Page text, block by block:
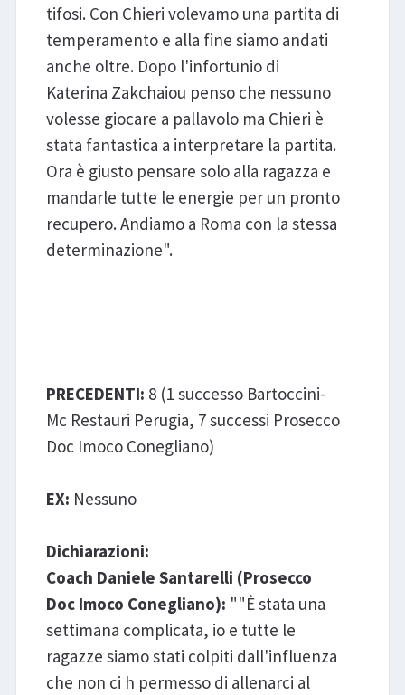
tifosi. Con Chieri volevamo una partita di
temperamento e alla fine siamo andati
anche oltre. Dopo l'infortunio di
Katerina Zakchaiou penso che nessuno
volesse giocare a pallavolo ma Chieri è
stata fantastica a interpretare la partita.
Ora è giusto pensare solo alla ragazza e
mandarle tutte le energie per un pronto
recupero. Andiamo a Roma con la stessa
determinazione".
PRECEDENTI: 8 (1 successo Bartoccini-
Mc Restauri Perugia, 7 successi Prosecco
Doc Imoco Conegliano)
EX: Nessuno
Dichiarazioni:
Coach Daniele Santarelli (Prosecco
Doc Imoco Conegliano): ""È stata una
settimana complicata, io e tutte le
ragazze siamo stati colpiti dall'influenza
che non ci h permesso di allenarci al